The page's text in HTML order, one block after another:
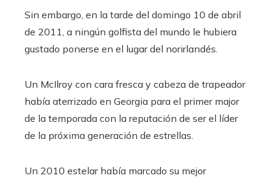
Sin embargo, en la tarde del domingo 10 de abril
de 2011, a ningún golfista del mundo le hubiera
gustado ponerse en el lugar del norirlandés.
Un McIlroy con cara fresca y cabeza de trapeador
había aterrizado en Georgia para el primer major
de la temporada con la reputación de ser el líder
de la próxima generación de estrellas.
Un 2010 estelar había marcado su mejor